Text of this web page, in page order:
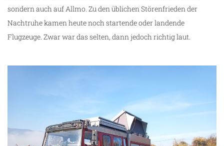
sondern auch auf Allmo. Zu den üblichen Störenfrieden der
Nachtruhe kamen heute noch startende oder landende
Flugzeuge. Zwar war das selten, dann jedoch richtig laut.